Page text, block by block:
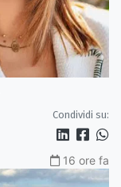
Condividi su:
16 ore fa